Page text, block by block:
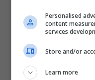
Personalised
content
services
Store and/or
Learn more